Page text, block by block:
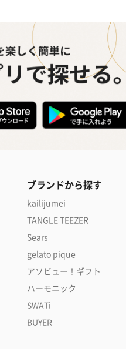
ブランドから探す
kailijumei
TANGLE TEEZER
Sears
gelato pique
アソビュー！ギフト
ハーモニック
SWATi
BUYER